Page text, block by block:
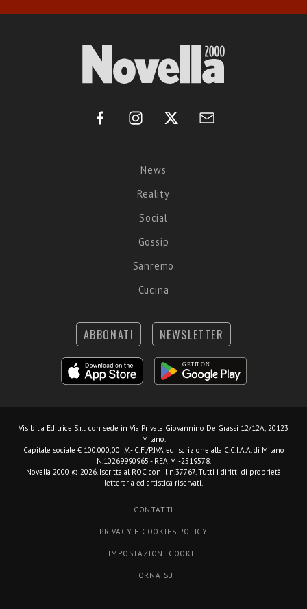
News
Reality
Social
Gossip
Sanremo
Cucina
ABBONATI NEWSLETTER
Visibilia Editrice S.r.l. con sede in Via Privata Giovannino De Grassi 12/12A, 20123
Milano.
Capitale sociale € 100.000,00 I.V. - C.F./P.IVA ed iscrizione alla C.C.I.A.A. di Milano
N.10269990965 - REA MI-2519578.
Novella 2000 © 2026. Iscritta al ROC con il n.37767. Tutti i diritti di proprietà
letteraria ed artistica riservati.
CONTATTI
PRIVACY E COOKIES POLICY
IMPOSTAZIONI COOKIE
TORNA SU